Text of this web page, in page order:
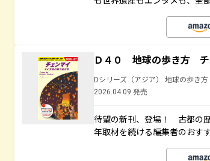
Ｄ４０ 地球の歩き方 チ
Dシリーズ（アジア） 地球の歩き
2026.04.09 発売
待望の新刊、登場！ 古都の
年取材を続ける編集者のおす